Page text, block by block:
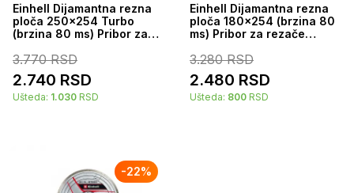
Einhell Dijamantna rezna
ploča 250x254 Turbo
(brzina 80 ms) Pribor za
49797851
3.770RSD
2.740 RSD
Ušteda: 1.030 RSD
Einhell Dijamantna rezna
ploča 180x254 (brzina 80
ms) Pribor za rezače
49795850
3.280RSD
2.480 RSD
Ušteda: 800 RSD
-22%